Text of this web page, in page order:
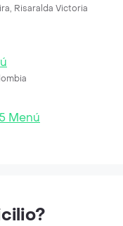
Risaralda Victoria
Menú